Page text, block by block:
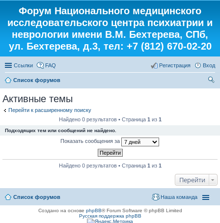
Форум Национального медицинского
исследовательского центра психиатрии и
неврологии имени В.М. Бехтерева, СПб,
ул. Бехтерева, д.3, тел: +7 (812) 670-02-20
Ссылки FAQ Вход
Регистрация
Список форумов
Активные темы
Перейти к расширенному поиску
Найдено 0 результатов • Страница 1 из 1
Подходящих тем или сообщений не найдено.
Показать сообщения за
Найдено 0 результатов • Страница 1 из 1
Перейти
Список форумов Наша команда
Создано на основе phpBB® Forum Software © phpBB Limited
Русская поддержка phpBB